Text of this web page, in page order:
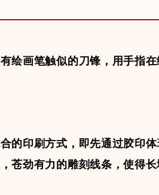
绘画笔触似的刀锋，用手指在
的印刷方式，即先通过胶印
，苍劲有力的雕刻线条，使得